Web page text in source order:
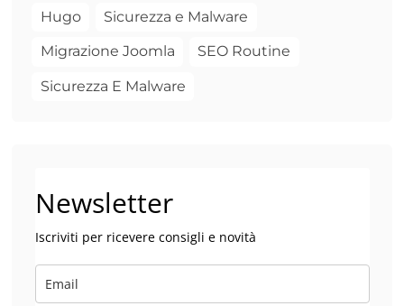
Hugo Sicurezza e Malware
Migrazione Joomla SEO Routine
Sicurezza E Malware
Newsletter
Iscriviti per ricevere consigli e novità